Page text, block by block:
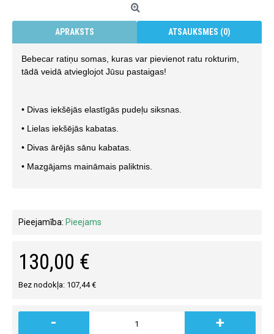
APRAKSTS ATSAUKSMES (0)
Bebecar ratiņu somas, kuras var pievienot ratu rokturim,
tādā veidā atvieglojot Jūsu pastaigas!
• Divas iekšējās elastīgās pudeļu siksnas.
• Lielas iekšējās kabatas.
• Divas ārējās sānu kabatas.
• Mazgājams maināmais paliktnis.
Pieejamība: Pieejams
130,00 €
Bez nodokļa: 107,44 €
- +